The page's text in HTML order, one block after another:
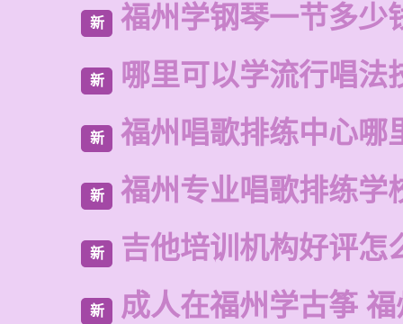
新 福州学钢琴一节多少
新 哪里可以学流行唱法
新 福州唱歌排练中心哪
新 福州专业唱歌排练学
新 吉他培训机构好评怎
新 成人在福州学古筝